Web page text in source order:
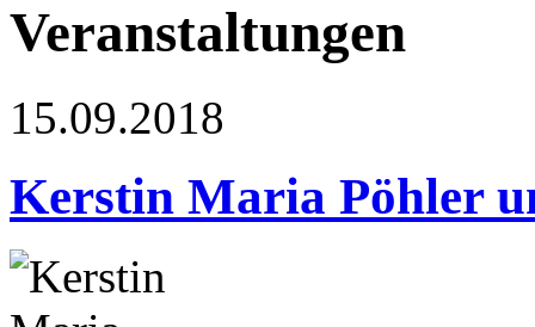
Veranstaltungen
15.09.2018
Kerstin Maria Pöhler